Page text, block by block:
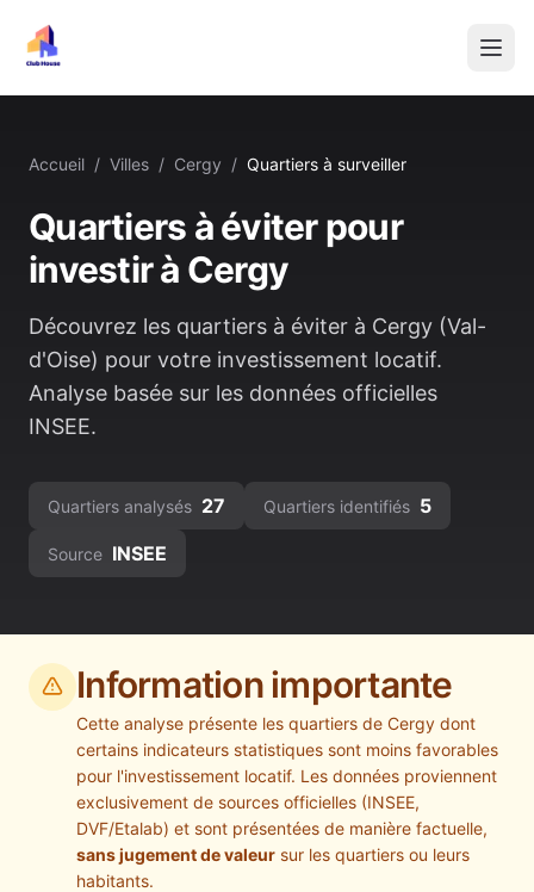
Accueil / Villes / Cergy / Quartiers à surveiller
Quartiers à éviter pour
investir à Cergy
Découvrez les quartiers à éviter à Cergy (Val-
d'Oise) pour votre investissement locatif.
Analyse basée sur les données officielles
INSEE.
Quartiers analysés 27 Quartiers identifiés 5
Source INSEE
Information importante
Cette analyse présente les quartiers de Cergy dont
certains indicateurs statistiques sont moins favorables
pour l'investissement locatif. Les données proviennent
exclusivement de sources officielles (INSEE,
DVF/Etalab) et sont présentées de manière factuelle,
sans jugement de valeur sur les quartiers ou leurs
habitants.